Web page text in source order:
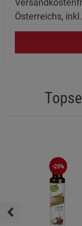
Österreichs,
-25%